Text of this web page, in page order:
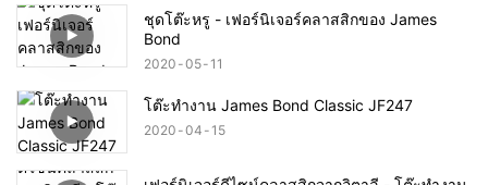
ชุดโต๊ะหรู - เฟอร์นิเจอร์คลาสสิกของ James
Bond
2020 05 11
โต๊ะทำงาน James Bond Classic JF247
2020 04 15